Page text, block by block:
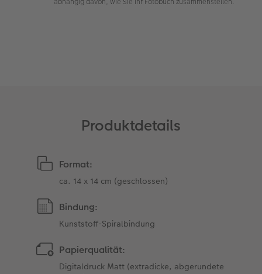
Produktdetails
Format:
ca. 14 x 14 cm (geschlossen)
Bindung:
Kunststoff-Spiralbindung
Papierqualität:
Digitaldruck Matt (extradicke, abgerundete